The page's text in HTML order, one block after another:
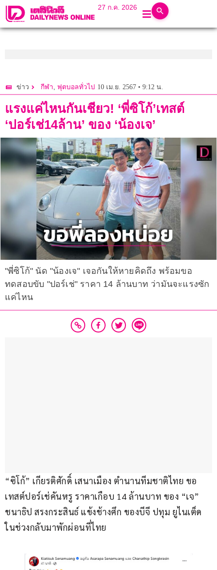
27 ก.ค. 2026
ข่าว กีฬา, ฟุตบอลทั่วไป 10 เม.ย. 2567 • 9:12 น.
แรงแค่ไหนกันเชียว! ‘พี่ซิโก้’เทสต์
‘ปอร์เช่14ล้าน’ ของ ‘น้องเจ’
"พี่ซิโก้" นัด "น้องเจ" เจอกันให้หายคิดถึง พร้อมขอ
ทดสอบขับ "ปอร์เช่" ราคา 14 ล้านบาท ว่ามันจะแรงซัก
แค่ไหน
“ซิโก้” เกียรติศักดิ์ เสนาเมือง ตำนานทีมชาติไทย ขอ
เทสต์ปอร์เช่คันหรู ราคาเกือบ 14 ล้านบาท ของ “เจ”
ชนาธิป สรงกระสินธ์ แข้งช้างศึก ของบีจี ปทุม ยูไนเต็ด
ในช่วงกลับมาพักผ่อนที่ไทย